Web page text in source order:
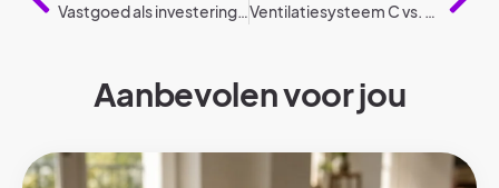
Vastgoed als investering: nieuwbouw vs. bestaand pand
Ventilatiesysteem C vs. D in je appartement
Aanbevolen voor jou